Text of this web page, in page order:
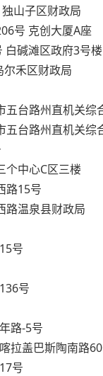
山子区财政局
号 克创大厦A座
白碱滩区政府3号楼
禾区财政局
台路州直机关综
台路州直机关综
个中心C区三楼
路15号
路温泉县财政局
号
号
路-5号
拉盖巴斯陶南路
号